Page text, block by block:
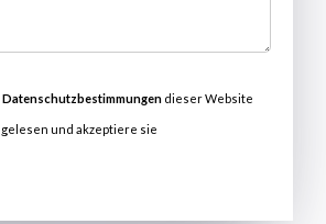
Datenschutzbestimmungen dieser Website
gelesen und akzeptiere sie